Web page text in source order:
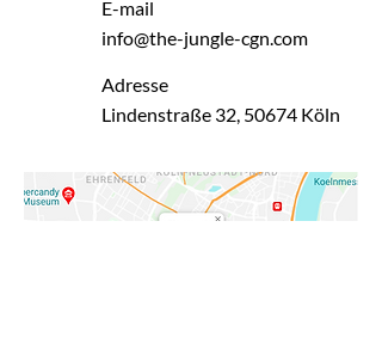
E-mail
info@the-jungle-cgn.com
Adresse
Lindenstraße 32, 50674 Köln